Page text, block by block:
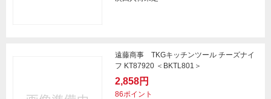
遠藤商事 TKGキッチンツール チーズナイ
フ KT87920 ＜BKTL801＞
2,858円
86ポイント